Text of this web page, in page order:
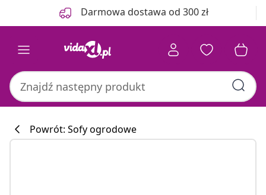
Darmowa dostawa od 300 zł
Powrót: Sofy ogrodowe